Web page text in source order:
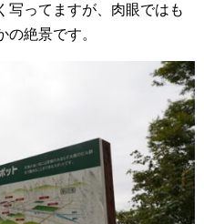
写ってますが、肉眼ではも
絶景です。